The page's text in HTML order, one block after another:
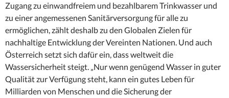
Zugang zu einwandfreiem und bezahlbarem Trinkwasser und
zu einer angemessenen Sanitärversorgung für alle zu
ermöglichen, zählt deshalb zu den Globalen Zielen für
nachhaltige Entwicklung der Vereinten Nationen. Und auch
Österreich setzt sich dafür ein, dass weltweit die
Wassersicherheit steigt. „Nur wenn genügend Wasser in guter
Qualität zur Verfügung steht, kann ein gutes Leben für
Milliarden von Menschen und die Sicherung der